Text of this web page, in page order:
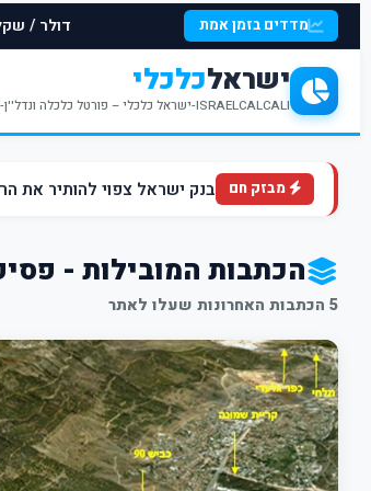
מדדים בזמן אמת דולר /
ישראלכלכלי
ISRAELCALCALI-ישראל כלכלי – פורטל כלכלה ונדל''ן-מחפשים חדשות כלכליות עדכניות? האתר ישראל כלכלי מציע עדכונים וחדשות שבתחומי הכלכלה הפיננסים והנדל''ן
מבזק חם בנק ישראל צפוי להותיר את הריבית ללא שינוי
הכתבות המובילות -
5 הכתבות האחרונות שעלו לאתר